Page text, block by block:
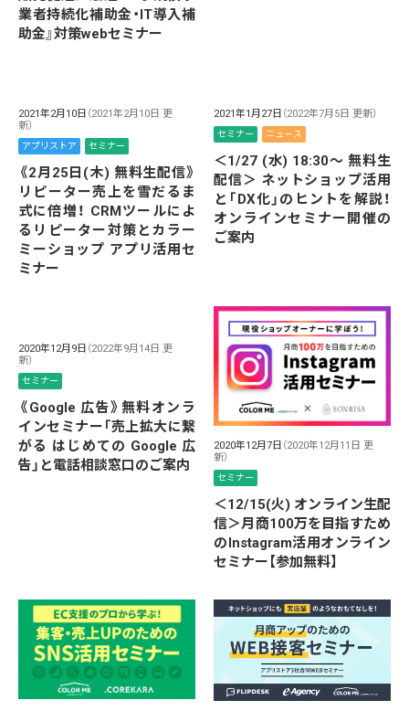
業者持続化補助金・IT導入補
助金』対策webセミナー
2021年2月10日 （2021年2月10日 更
新）
アプリストア セミナー
《2月25日(木) 無料生配信》
リピーター売上を雪だるま
式に倍増！ CRMツールによ
るリピーター対策とカラー
ミーショップ アプリ活用セ
ミナー
2021年1月27日 （2022年7月5日 更新）
セミナー ニュース
＜1/27 (水) 18:30～ 無料生
配信＞ ネットショップ活用
と「DX化」のヒントを解説！
オンラインセミナー開催の
ご案内
2020年12月9日 （2022年9月14日 更
新）
セミナー
《Google 広告》無料オンラ
インセミナー「売上拡大に繋
がる はじめての Google 広
告」と電話相談窓口のご案内
2020年12月7日 （2020年12月11日 更
新）
セミナー
＜12/15(火) オンライン生配
信＞月商100万を目指すため
のInstagram活用オンライン
セミナー【参加無料】